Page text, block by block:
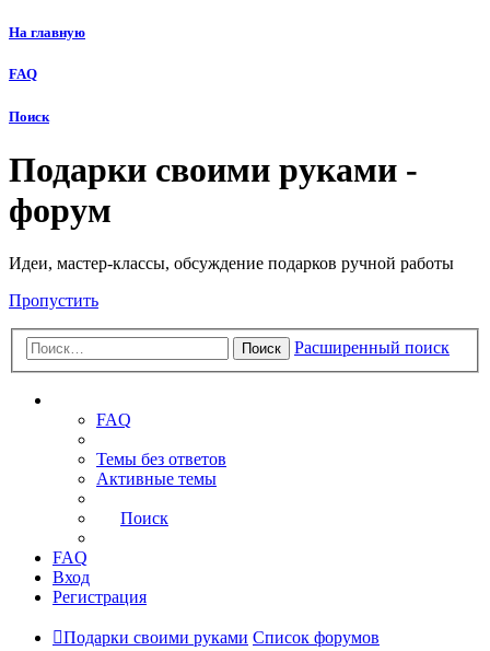
На главную
FAQ
Поиск
Подарки своими руками -
форум
Идеи, мастер-классы, обсуждение подарков ручной работы
Пропустить
Поиск Расширенный поиск
FAQ
Темы без ответов
Активные темы
Поиск
FAQ
Вход
Регистрация
Подарки своими руками Список форумов